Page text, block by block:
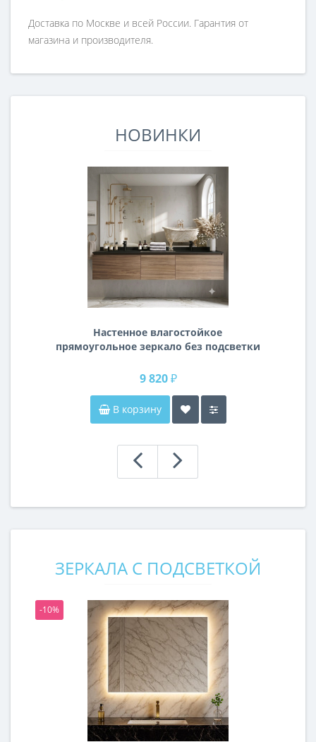
Доставка по Москве и всей России. Гарантия от
магазина и производителя.
НОВИНКИ
Настенное влагостойкое
прямоугольное зеркало без подсветки
9 820 ₽
В корзину
ЗЕРКАЛА С ПОДСВЕТКОЙ
-10%